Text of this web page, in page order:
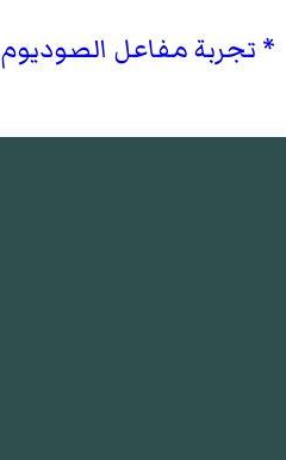
تجربة مفاعل الصوديوم